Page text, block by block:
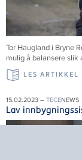
Tor Haugland i Bryne
mulig å balansere slik
LES ARTIKKEL
15.02.2023 – TECENEWS
Lav